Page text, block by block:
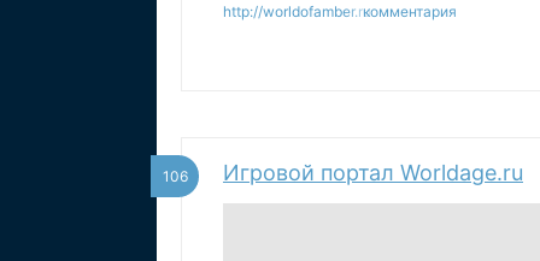
http://worldofamber.ruкомментария
106 Игровой портал Worldage.ru